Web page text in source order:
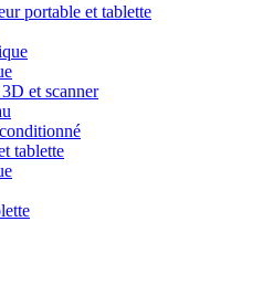
portable et tablette
et scanner
tablette